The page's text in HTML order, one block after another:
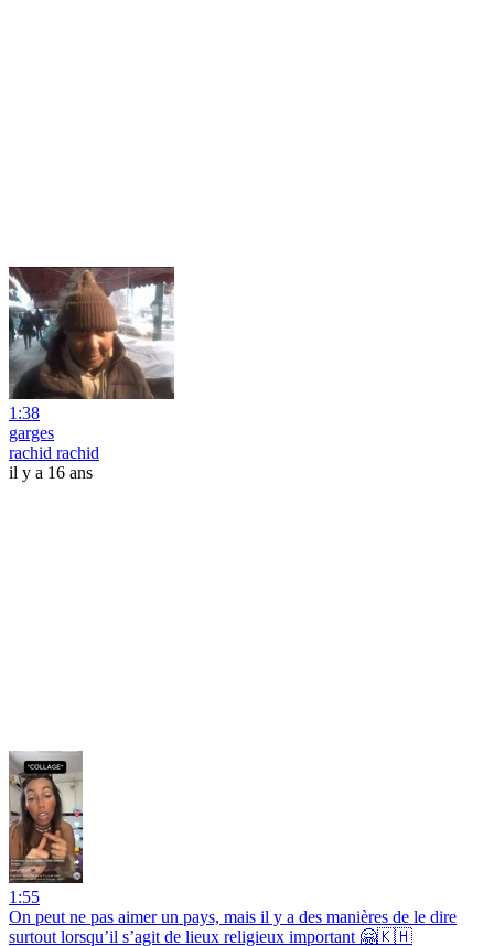
1:38
garges
rachid rachid
il y a 16 ans
1:55
On peut ne pas aimer un pays, mais il y a des manières de le dire
surtout lorsqu’il s’agit de lieux religieux important 🤗🇰🇭